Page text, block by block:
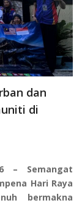
dan
di
– Semangat
Hari Raya
bermakna